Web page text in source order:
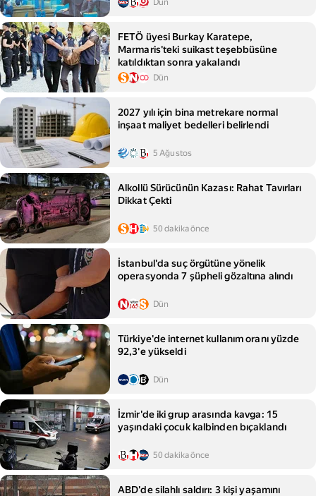
Dün
FETÖ üyesi Burkay Karatepe,
Marmaris'teki suikast teşebbüsüne
katıldıktan sonra yakalandı
Dün
2027 yılı için bina metrekare normal
inşaat maliyet bedelleri belirlendi
5 Ağustos
Alkollü Sürücünün Kazası: Rahat Tavırları
Dikkat Çekti
50 dakika önce
İstanbul'da suç örgütüne yönelik
operasyonda 7 şüpheli gözaltına alındı
Dün
Türkiye'de internet kullanım oranı yüzde
92,3'e yükseldi
Dün
İzmir'de iki grup arasında kavga: 15
yaşındaki çocuk kalbinden bıçaklandı
50 dakika önce
ABD'de silahlı saldırı: 3 kişi yaşamını